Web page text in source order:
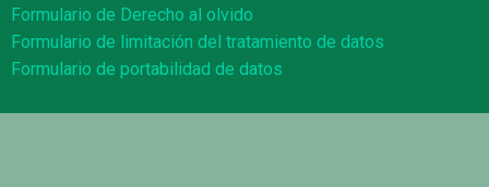
Formulario de Derecho al olvido
Formulario de limitación del tratamiento de datos
Formulario de portabilidad de datos